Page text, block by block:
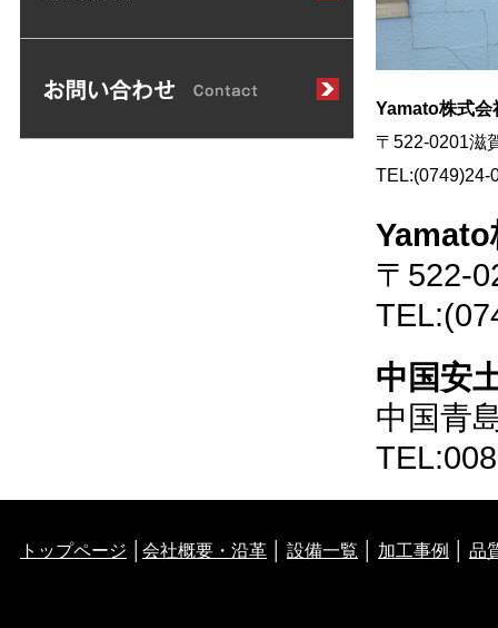
Yamato株式会
〒522-0201滋
TEL:(0749)24-
Yamato
〒522-
中国安
中国青
トップページ 会社概要・沿革 設備一覧 加工事例 品